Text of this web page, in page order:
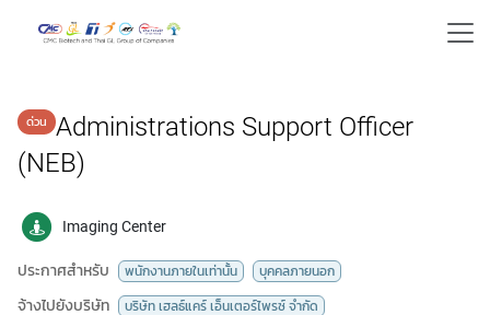
Administrations Support Officer
(NEB)
Imaging Center
ประกาศสำหรับ พนักงานภายในเท่านั้น บุคคลภายนอก
จ้างไปยังบริษัท บริษัท เฮลธ์แคร์ เอ็นเตอร์ไพรซ์ จำกัด